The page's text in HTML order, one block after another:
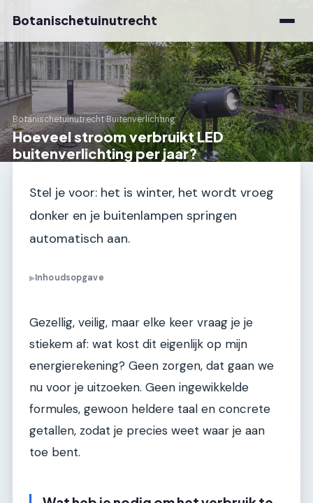
Botanischetuinutrecht
Botanischetuinutrecht›Buitenverlichting
Hoeveel stroom verbruikt LED
buitenverlichting per jaar?
Stel je voor: het is winter, het wordt vroeg
donker en je buitenlampen springen
automatisch aan.
▶Inhoudsopgave
Gezellig, veilig, maar elke keer vraag je je
stiekem af: wat kost dit eigenlijk op mijn
energierekening? Geen zorgen, dat gaan we
nu voor je uitzoeken. Geen ingewikkelde
formules, gewoon heldere taal en concrete
getallen, zodat je precies weet waar je aan
toe bent.